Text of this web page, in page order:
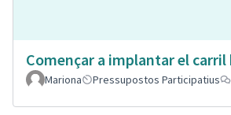
Començar a implantar el carril
Mariona
Pressupostos Participatius